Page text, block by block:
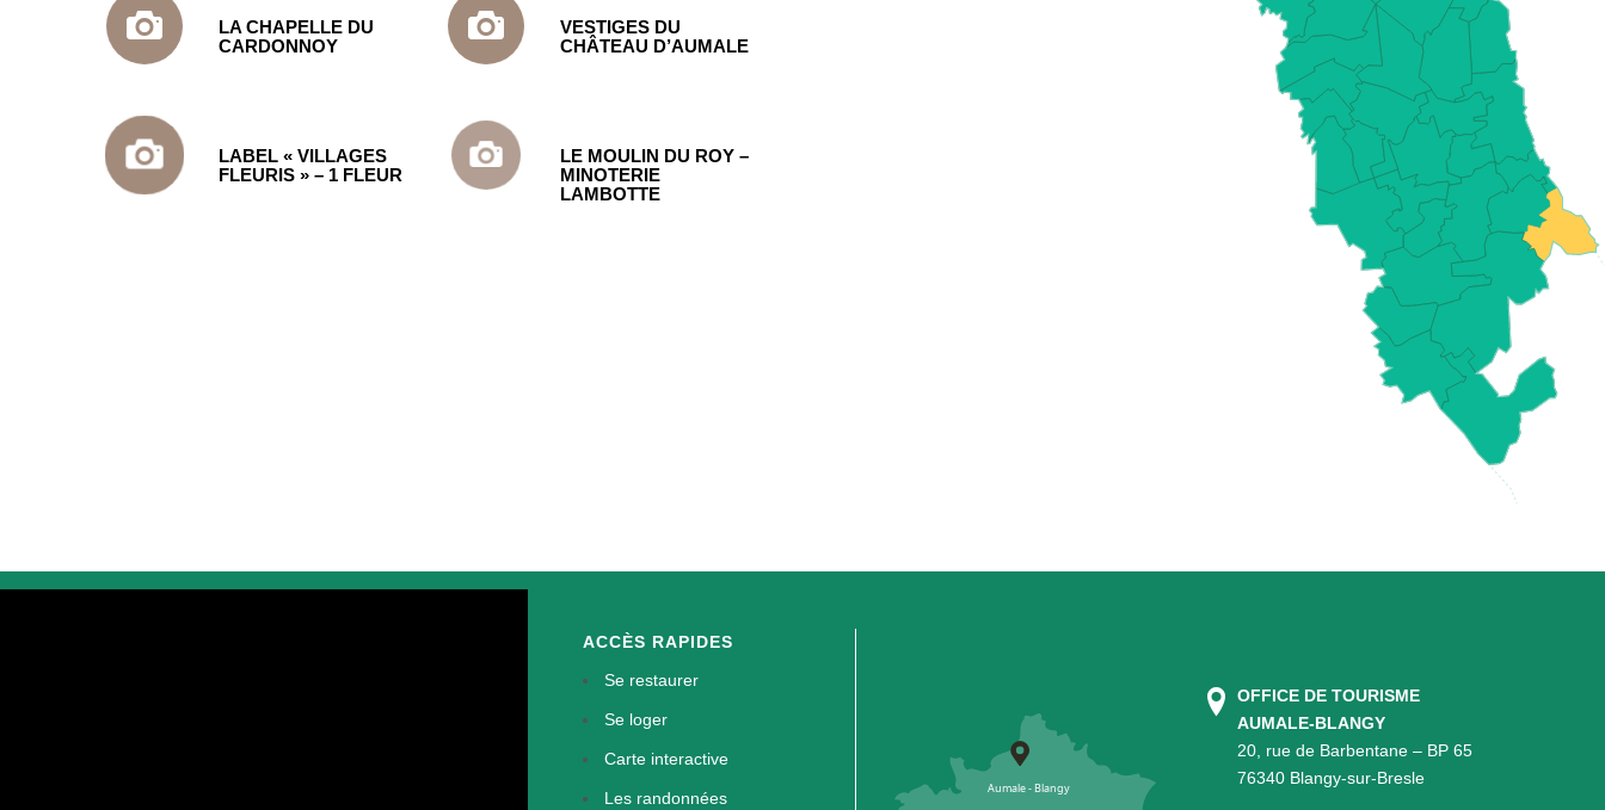
LA CHAPELLE DU
CARDONNOY
VESTIGES DU
CHÂTEAU D’AUMALE
LABEL « VILLAGES
FLEURIS » – 1 FLEUR
LE MOULIN DU ROY –
MINOTERIE
LAMBOTTE
ACCÈS RAPIDES
Se restaurer
Se loger
Carte interactive
Les randonnées
OFFICE DE TOURISME
AUMALE-BLANGY
20, rue de Barbentane – BP 65
76340 Blangy-sur-Bresle